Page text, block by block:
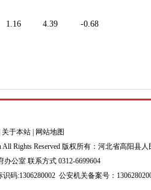
1.16 4.39 -0.68
关于本站
网站地图
Rights Reserved 版权所有：河北省高阳县人
公室 联系方式 0312-6699604
码:1306280002 公安机关备案号：